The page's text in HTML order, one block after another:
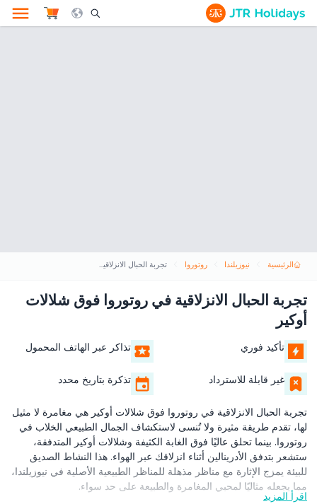
Search Opener Icon
الرئيسية نيوزيلندا روتوروا تجربة الحبال الانزلاقية في روتوروا فوق شلالات أوكير
تجربة الحبال الانزلاقية في روتوروا فوق شلالات
أوكير
تأكيد فوري تذاكر عبر الهاتف المحمول
غير قابلة للاسترداد تذكرة بتاريخ محدد
تجربة الحبال الانزلاقية في روتوروا فوق شلالات أوكير هي مغامرة لا مثيل
لها، تقدم طريقة مثيرة ولا تُنسى لاستكشاف الجمال الطبيعي الخلاب في
روتوروا. بينما تحلق عاليًا فوق الغابة الكثيفة وشلالات أوكير المتدفقة،
ستشعر بتدفق الأدرينالين أثناء انزلاقك عبر الهواء. هذا النشاط الصديق
للبيئة يمزج الإثارة مع مناظر مذهلة للمناظر الطبيعية الأصلية في نيوزيلندا،
مما يجعله مثاليًا لمحبي المغامرة والطبيعة على حد سواء.
اقرأ المزيد